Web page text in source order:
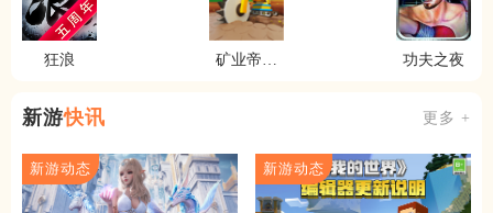
狂浪
矿业帝国
功夫之夜
新游快讯 更多 +
新游动态 新游动态